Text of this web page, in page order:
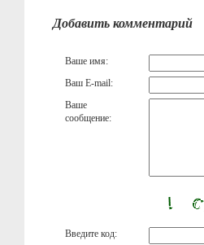
Добавить комментарий
Ваше имя:
Ваш E-mail:
Ваше
сообщение:
Введите код: